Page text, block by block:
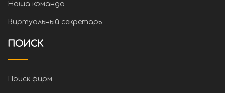
Наша команда
Виртуальный секретарь
ПОИСК
Поиск фирм